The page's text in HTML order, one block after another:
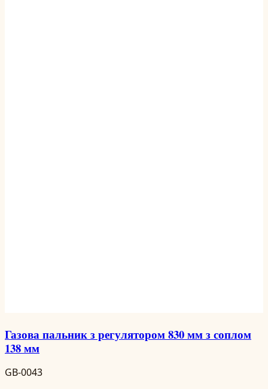
Газова пальник з регулятором 830 мм з соплом
138 мм
GB-0043